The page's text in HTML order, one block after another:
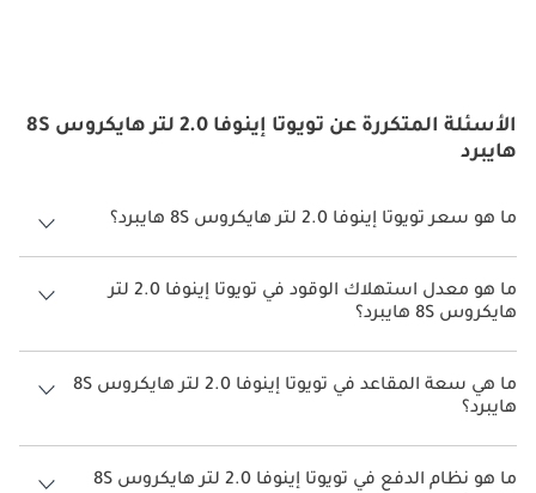
الأسئلة المتكررة عن تويوتا إينوفا 2.0 لتر هايكروس 8S
هايبرد
ما هو سعر تويوتا إينوفا 2.0 لتر هايكروس 8S هايبرد؟
سعر تويوتا إينوفا 2.0 لتر هايكروس 8S هايبرد هو درهم 138,900.
ما هو معدل استهلاك الوقود في تويوتا إينوفا 2.0 لتر
هايكروس 8S هايبرد؟
يبلغ معدل استهلاك الوقود المقترح من الشركة المصنعة لسيارة تويوتا
إينوفا 2026 من 18 كم/ليتر.
ما هي سعة المقاعد في تويوتا إينوفا 2.0 لتر هايكروس 8S
هايبرد؟
تتسع تويوتا إينوفا 2.0 لتر هايكروس 8S هايبرد لأ 8 أشخاص.
ما هو نظام الدفع في تويوتا إينوفا 2.0 لتر هايكروس 8S